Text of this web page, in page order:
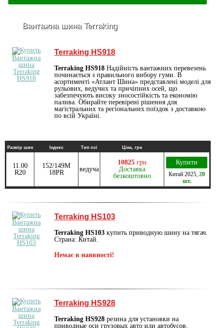
Вантажна шина Terraking
Terraking HS918
Terraking HS918 Надійність вантажних перевезень
починається з правильного вибору гуми. В
асортименті «Атлант Шина» представлені моделі для
рульових, ведучих та причіпних осей, що
забезпечують високу зносостійкість та економію
палива. Обирайте перевірені рішення для
магістральних та регіональних поїздок з доставкою
по всій Україні.
Размір шин Індекс Тип осі Ціна, грн
11.00
R20
152/149M
18PR
ведуча
10825 грн
Доставка
безкоштовно
Купити
Китай 2025 20
шт.
Terraking HS103
Terraking HS103 купить приводную шину на тягач.
Страна: Китай.
Немає в наявності!
Terraking HS928
Terraking HS928 резина для установки на
приводные оси грузовых авто или автобусов.